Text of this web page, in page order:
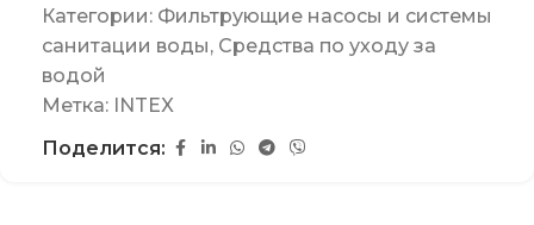
Категории: Фильтрующие насосы и системы
санитации воды, Средства по уходу за
водой
Метка: INTEX
Поделится: